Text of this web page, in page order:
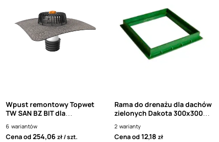
Wpust remontowy Topwet
TW SAN BZ BIT dla
nieocieplanych dachów, kosz
ochronny
6 wariantów
Cena od254,06 zł szt.
Rama do drenażu dla dachów
zielonych Dakota 300x300
2 warianty
Cena od12,18 zł